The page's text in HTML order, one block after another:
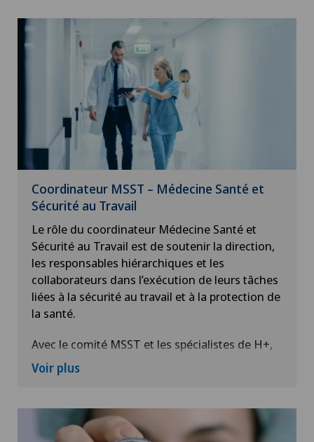
Au sein de la Clinique de Genolier, elle a une
action transversale et pluridisciplinaire afin de
garantir la sécurité des soins prodigués aux
Coordinateur MSST – Médecine Santé et
Sécurité au Travail
Le rôle du coordinateur Médecine Santé et
Sécurité au Travail est de soutenir la direction,
les responsables hiérarchiques et les
collaborateurs dans l’exécution de leurs tâches
liées à la sécurité au travail et à la protection de
la santé.
Avec le comité MSST et les spécialistes de H+,
l’association nationale des institutions de soins
privés et publics, il co-organise des formations
Clinique de Genolier. Face aux différents
risques professionnels présents sur poste de
Voir plus